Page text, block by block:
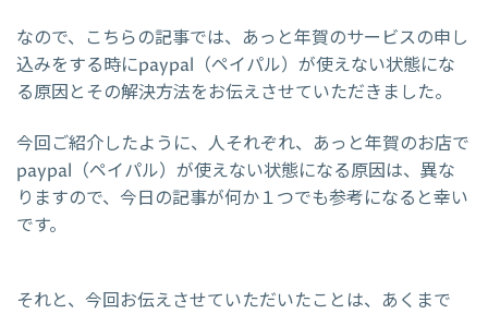
なので、こちらの記事では、あっと年賀のサービスの申し
込みをする時にpaypal（ペイパル）が使えない状態にな
る原因とその解決方法をお伝えさせていただきました。
今回ご紹介したように、人それぞれ、あっと年賀のお店で
paypal（ペイパル）が使えない状態になる原因は、異な
りますので、今日の記事が何か１つでも参考になると幸い
です。
それと、今回お伝えさせていただいたことは、あくまで